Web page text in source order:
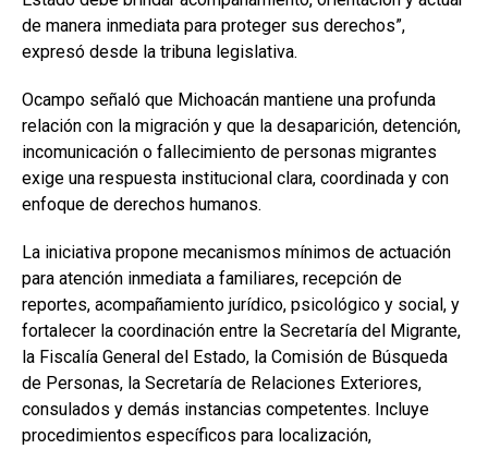
de manera inmediata para proteger sus derechos”,
expresó desde la tribuna legislativa.
Ocampo señaló que Michoacán mantiene una profunda
relación con la migración y que la desaparición, detención,
incomunicación o fallecimiento de personas migrantes
exige una respuesta institucional clara, coordinada y con
enfoque de derechos humanos.
La iniciativa propone mecanismos mínimos de actuación
para atención inmediata a familiares, recepción de
reportes, acompañamiento jurídico, psicológico y social, y
fortalecer la coordinación entre la Secretaría del Migrante,
la Fiscalía General del Estado, la Comisión de Búsqueda
de Personas, la Secretaría de Relaciones Exteriores,
consulados y demás instancias competentes. Incluye
procedimientos específicos para localización,